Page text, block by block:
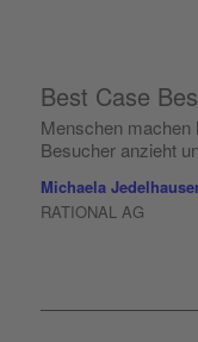
Best Case
Menschen
Besucher anzieht
Michaela
RATIONAL AG